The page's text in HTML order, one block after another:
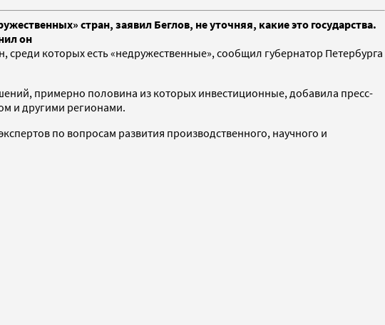
стран, заявил Беглов, не уточняя, какие это государства.
он
которых есть «недружественные», сообщил губернатор Петербурга
примерно половина из которых инвестиционные, добавила пресс-
и другими регионами.
по вопросам развития производственного, научного и